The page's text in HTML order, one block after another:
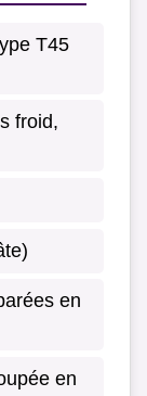
T45
froid,
en
en